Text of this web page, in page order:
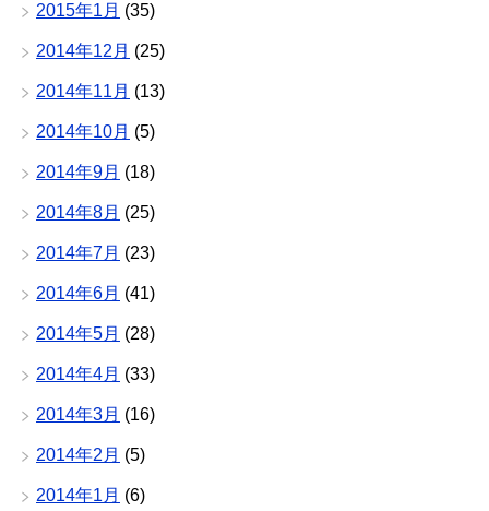
2015年1月 (35)
2014年12月 (25)
2014年11月 (13)
2014年10月 (5)
2014年9月 (18)
2014年8月 (25)
2014年7月 (23)
2014年6月 (41)
2014年5月 (28)
2014年4月 (33)
2014年3月 (16)
2014年2月 (5)
2014年1月 (6)